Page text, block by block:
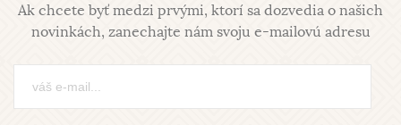
Ak chcete byť medzi prvými, ktorí sa dozvedia o našich
novinkách, zanechajte nám svoju e-mailovú adresu